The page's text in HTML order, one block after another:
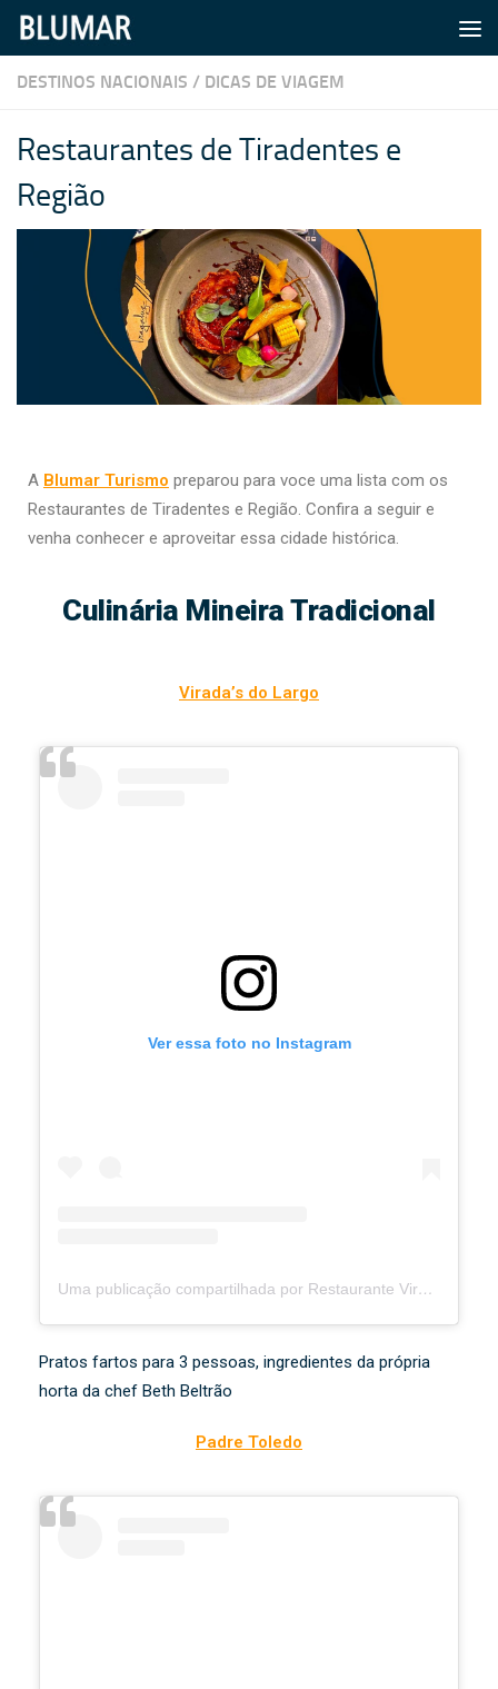
Skip to content
DESTINOS NACIONAIS / DICAS DE VIAGEM
Restaurantes de Tiradentes e
Região
A Blumar Turismo preparou para voce uma lista com os
Restaurantes de Tiradentes e Região. Confira a seguir e
venha conhecer e aproveitar essa cidade histórica.
Culinária Mineira Tradicional
Virada’s do Largo
Ver essa foto no Instagram
Uma publicação compartilhada por Restaurante Viradas do Largo (@viradasdolargobeth)
Pratos fartos para 3 pessoas, ingredientes da própria
horta da chef Beth Beltrão
Padre Toledo